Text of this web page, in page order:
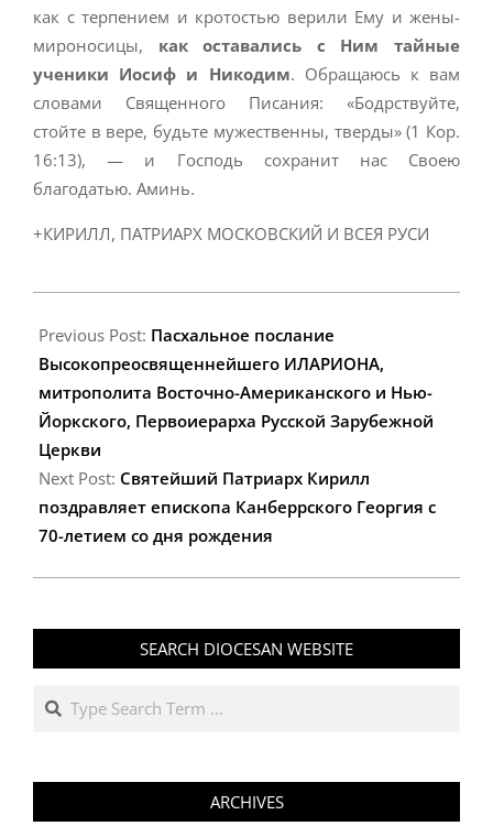
как с терпением и кротостью верили Ему и жены-
мироносицы, как оставались с Ним тайные
ученики Иосиф и Никодим. Обращаюсь к вам
словами Священного Писания: «Бодрствуйте,
стойте в вере, будьте мужественны, тверды» (1 Кор.
16:13), — и Господь сохранит нас Своею
благодатью. Аминь.
+КИРИЛЛ, ПАТРИАРХ МОСКОВСКИЙ И ВСЕЯ РУСИ
05-
04
Previous Post: Пасхальное послание
Высокопреосвященнейшего ИЛАРИОНА,
митрополита Восточно-Американского и Нью-
Йоркского, Первоиерарха Русской Зарубежной
Церкви
Next Post: Святейший Патриарх Кирилл
поздравляет епископа Канберрского Георгия с
70-летием со дня рождения
SEARCH DIOCESAN WEBSITE
Search
ARCHIVES